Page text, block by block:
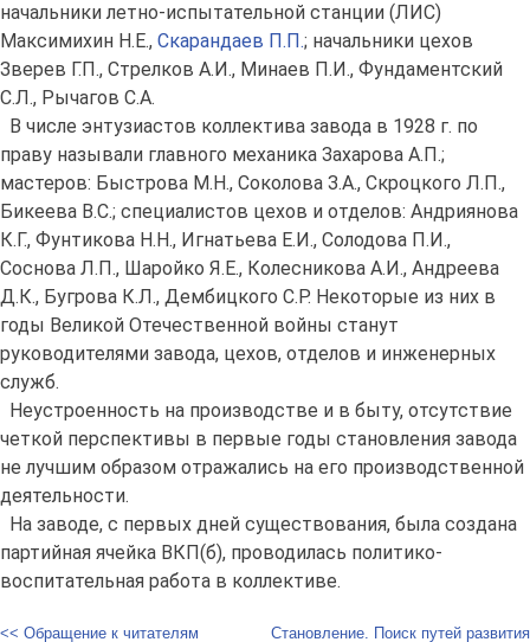
начальники летно-испытательной станции (ЛИС)
Максимихин Н.Е., Скарандаев П.П.; начальники цехов
Зверев Г.П., Стрелков А.И., Минаев П.И., Фундаментский
С.Л., Рычагов С.А.
В числе энтузиастов коллектива завода в 1928 г. по
праву называли главного механика Захарова А.П.;
мастеров: Быстрова М.Н., Соколова З.А., Скроцкого Л.П.,
Бикеева B.C.; специалистов цехов и отделов: Андриянова
К.Г., Фунтикова Н.Н., Игнатьева Е.И., Солодова П.И.,
Соснова Л.П., Шаройко Я.Е., Колесникова А.И., Андреева
Д.К., Бугрова К.Л., Дембицкого С.Р. Некоторые из них в
годы Великой Отечественной войны станут
руководителями завода, цехов, отделов и инженерных
служб.
Неустроенность на производстве и в быту, отсутствие
четкой перспективы в первые годы становления завода
не лучшим образом отражались на его производственной
деятельности.
На заводе, с первых дней существования, была создана
партийная ячейка ВКП(б), проводилась политико-
воспитательная работа в коллективе.
<< Обращение к читателям Становление. Поиск путей развития